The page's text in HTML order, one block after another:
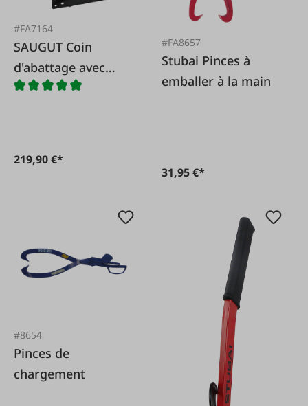
#FA7164
SAUGUT Coin
d'abattage avec
cliquet
219,90 €*
#FA8657
Stubai Pinces à
emballer à la main
31,95 €*
#8654
Pinces de
chargement